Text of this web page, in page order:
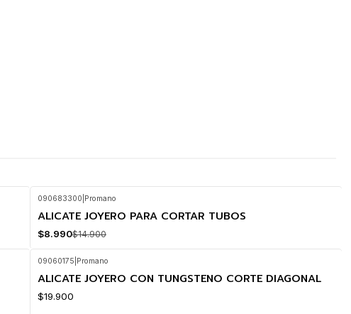
-40%
OFF
090683300 Promano
ALICATE JOYERO PARA CORTAR TUBOS
$8.990$14.900
09060175 Promano
ALICATE JOYERO CON TUNGSTENO CORTE DIAGONAL
$19.900